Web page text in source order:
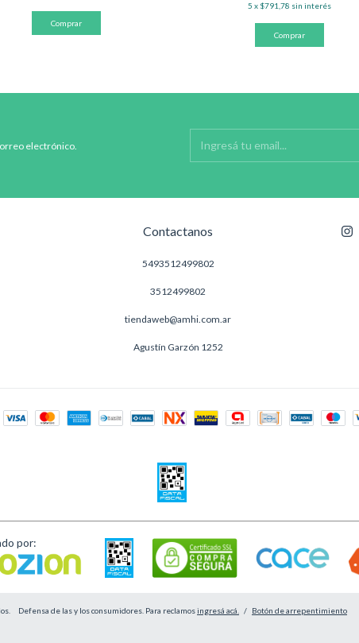
5 x $791,78 sin interés
electrónico.
Contactanos
5493512499802
3512499802
tiendaweb@amhi.com.ar
Agustín Garzón 1252
por:
Defensa de las y los consumidores. Para reclamosingresá acá. / Botón de arrepentimiento